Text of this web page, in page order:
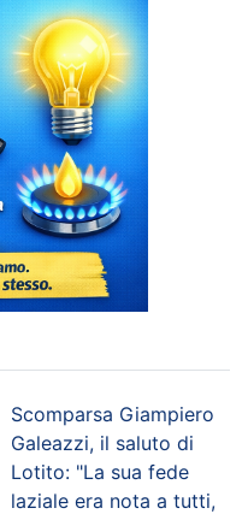
Scomparsa Giampiero
Galeazzi, il saluto di
Lotito: "La sua fede
laziale era nota a tutti,